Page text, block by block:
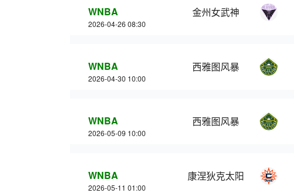
WNBA
2026-04-26 08:30
金州女武神
WNBA
2026-04-30 10:00
西雅图风暴
WNBA
2026-05-09 10:00
西雅图风暴
WNBA
2026-05-11 01:00
康涅狄克太阳